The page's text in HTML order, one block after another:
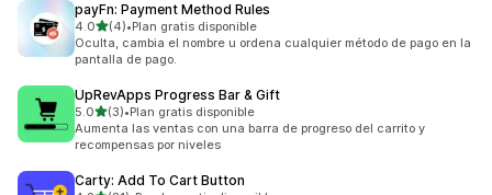
payFn: Payment Method Rules
4.0de 5 estrellas
(4)
4 reseñas en total
•Plan gratis disponible
Oculta, cambia el nombre u ordena cualquier método de pago en la
pantalla de pago.
UpRevApps Progress Bar & Gift
5.0de 5 estrellas
(3)
3 reseñas en total
•Plan gratis disponible
Aumenta las ventas con una barra de progreso del carrito y
recompensas por niveles
Carty: Add To Cart Button